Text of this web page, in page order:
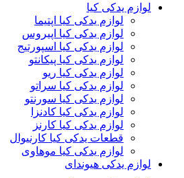
لوازم یدکی کیا
لوازم یدکی کیا اپتیما
لوازم یدکی کیا اپیروس
لوازم یدکی کیا اسپورتیج
لوازم یدکی کیا پیکانتو
لوازم یدکی کیا ریو
لوازم یدکی کیا سراتو
لوازم یدکی کیا سورنتو
لوازم یدکی کیا کادنزا
لوازم یدکی کیا کارنز
قطعات یدکی کیا کارنیوال
لوازم یدکی کیا موهاوی
لوازم یدکی هیوندای